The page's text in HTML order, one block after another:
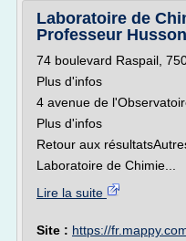
Laboratoire de
Professeur
74 boulevard Raspail,
Plus d'infos
4 avenue de
Plus d'infos
Retour aux
Laboratoire de Chimie...
Lire la suite
Site : https://